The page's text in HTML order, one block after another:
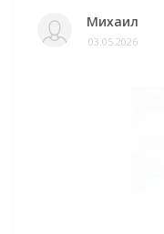
Михаил
03.05.2026